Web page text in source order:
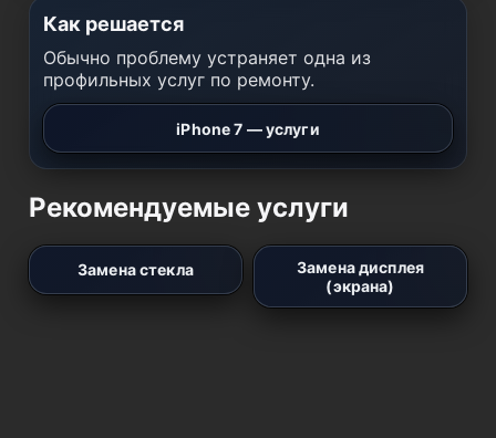
Как решается
Обычно проблему устраняет одна из
профильных услуг по ремонту.
iPhone 7 — услуги
Рекомендуемые услуги
Замена стекла
Замена дисплея
(экрана)